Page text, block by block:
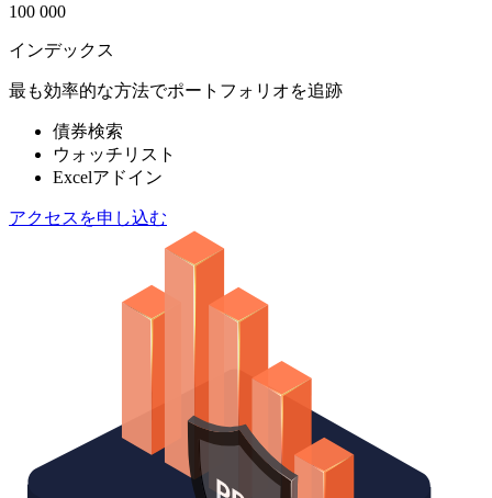
100 000
インデックス
最も効率的な方法でポートフォリオを追跡
債券検索
ウォッチリスト
Excelアドイン
アクセスを申し込む